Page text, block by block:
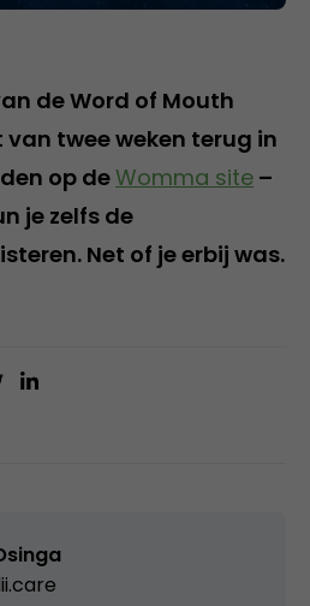
de Word of Mouth
twee weken terug in
op deWomma site –
je zelfs de
Net of je erbij was.